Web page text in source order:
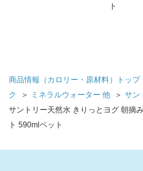
ト
商品情報（カロリー・原材料）トップ
ク
＞ ミネラルウォーター 他 ＞ サン
サントリー天然水 きりっとヨグ 朝摘
ト 590mlペット